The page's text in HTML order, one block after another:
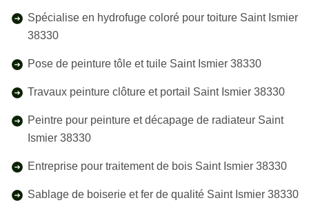
Spécialise en hydrofuge coloré pour toiture Saint Ismier
38330
Pose de peinture tôle et tuile Saint Ismier 38330
Travaux peinture clôture et portail Saint Ismier 38330
Peintre pour peinture et décapage de radiateur Saint
Ismier 38330
Entreprise pour traitement de bois Saint Ismier 38330
Sablage de boiserie et fer de qualité Saint Ismier 38330